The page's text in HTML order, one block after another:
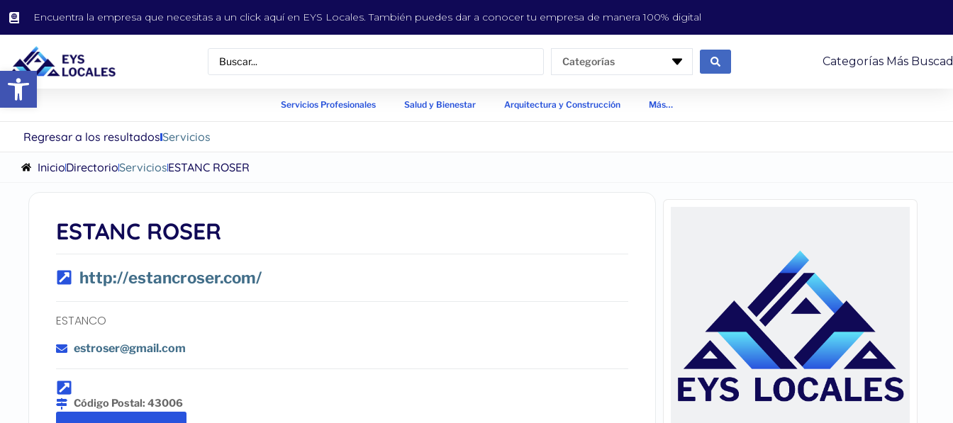
Abrir barra de herramientas
Encuentra la empresa que necesitas a un click aquí en EYS Locales. También puedes dar a conocer tu empresa de manera 100% digital
Categorías Categorías Más
Servicios Profesionales Salud y Bienestar Arquitectura y Construcción Más…
Regresar a los resultadosServicios
InicioDirectorioServiciosESTANC ROSER
ESTANC ROSER
http://estancroser.com/
ESTANCO
estroser@gmail.com
Código Postal: 43006